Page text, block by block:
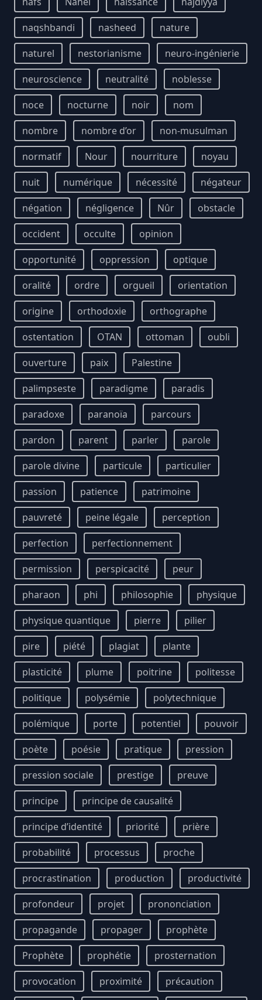
naqshbandi
nasheed
nature
naturel
nestorianisme
neuro-ingénierie
neuroscience
neutralité
noblesse
noce
nocturne noir
nom
nombre
nombre d’or
non-musulman
normatif
Nour nourriture
noyau
nuit
numérique nécessité
négateur
négation
négligence Nûr
obstacle
occident
occulte
opinion
opportunité
oppression
optique
oralité
ordre orgueil
orientation
origine
orthodoxie
orthographe
ostentation
OTAN ottoman
oubli
ouverture
paix
Palestine
palimpseste
paradigme
paradis
paradoxe
paranoïa
parcours
pardon
parent parler
parole
parole divine
particule
particulier
passion
patience
patrimoine
pauvreté
peine légale
perception
perfection
perfectionnement
permission
perspicacité
peur
pharaon
phi philosophie
physique
physique quantique
pierre
pilier
pire
piété plagiat
plante
plasticité
plume poitrine
politesse
politique
polysémie
polytechnique
polémique
porte potentiel
pouvoir
poète
poésie pratique
pression
pression sociale
prestige
preuve
principe
principe de causalité
principe d’identité
priorité
prière
probabilité
processus
proche
procrastination
production
productivité
profondeur
projet
prononciation
propagande
propager
prophète
Prophète
prophétie
prosternation
provocation
proximité
précaution